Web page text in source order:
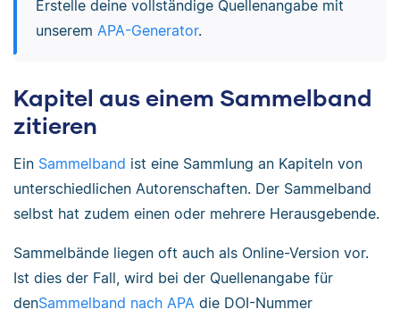
Erstelle deine vollständige Quellenangabe mit
unserem APA-Generator.
Kapitel aus einem Sammelband
zitieren
Ein Sammelband ist eine Sammlung an Kapiteln von
unterschiedlichen Autorenschaften. Der Sammelband
selbst hat zudem einen oder mehrere Herausgebende.
Sammelbände liegen oft auch als Online-Version vor.
Ist dies der Fall, wird bei der Quellenangabe für
denSammelband nach APA die DOI-Nummer